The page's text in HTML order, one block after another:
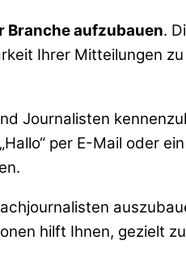
Branche aufzubauen.
Ihrer Mitteilungen
Journalisten
per E-Mail oder
hilft Ihnen, gezielt